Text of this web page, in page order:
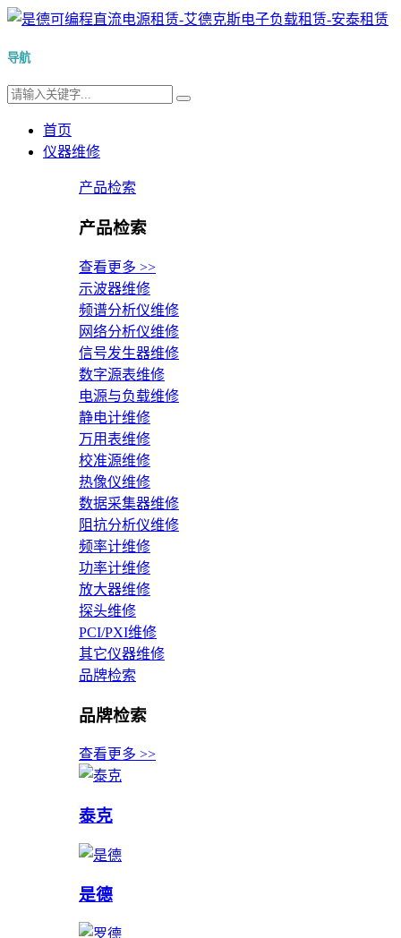
导航
首页
仪器维修
产品检索
产品检索
查看更多 >>
示波器维修
频谱分析仪维修
网络分析仪维修
信号发生器维修
数字源表维修
电源与负载维修
静电计维修
万用表维修
校准源维修
热像仪维修
数据采集器维修
阻抗分析仪维修
频率计维修
功率计维修
放大器维修
探头维修
PCI/PXI维修
其它仪器维修
品牌检索
品牌检索
查看更多 >>
泰克
是德